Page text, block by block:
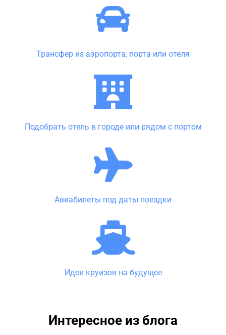
Трансфер из аэропорта, порта или отеля
Подобрать отель в городе или рядом с портом
Авиабилеты под даты поездки
Идеи круизов на будущее
Интересное из блога